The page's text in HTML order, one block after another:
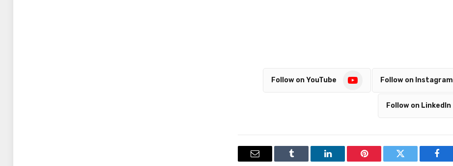
Follow on Instagram
Follow on YouTube
Follow on LinkedIn
Facebook
Twitter
Pinterest
LinkedIn
Tumblr
Email